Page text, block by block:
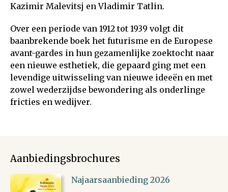
Kazimir Malevitsj en Vladimir Tatlin.
Over een periode van 1912 tot 1939 volgt dit
baanbrekende boek het futurisme en de Europese
avant-gardes in hun gezamenlijke zoektocht naar
een nieuwe esthetiek, die gepaard ging met een
levendige uitwisseling van nieuwe ideeën en met
zowel wederzijdse bewondering als onderlinge
fricties en wedijver.
Aanbiedingsbrochures
Najaarsaanbieding 2026